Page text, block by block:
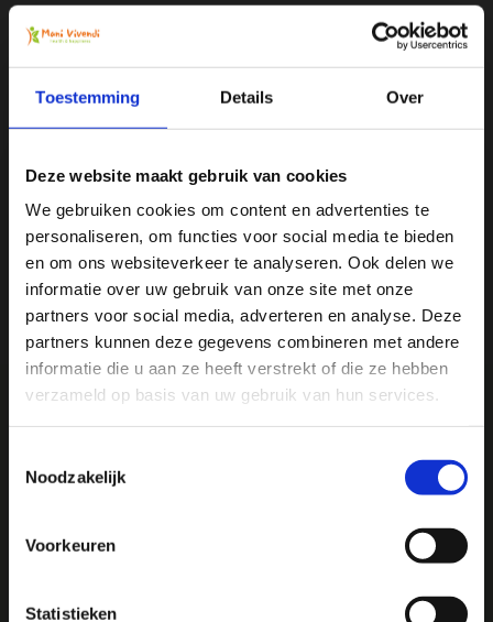
Toestemming Details Over
Deze website maakt gebruik van cookies
We gebruiken cookies om content en advertenties te
personaliseren, om functies voor social media te bieden
en om ons websiteverkeer te analyseren. Ook delen we
informatie over uw gebruik van onze site met onze
partners voor social media, adverteren en analyse. Deze
partners kunnen deze gegevens combineren met andere
informatie die u aan ze heeft verstrekt of die ze hebben
verzameld op basis van uw gebruik van hun services.
Noodzakelijk
Voorkeuren
Statistieken
Vergelijk
Productomschrijving
Reviews
Delen
Mani Vivendi gezondheidsproducten: Net dat
duurzame producten die de gezondheid in het algemeen
Ja, ik wil 5% korting op mijn
volgende bestelling!
Ontvang direct 5% kortingop je volgende aankoop en
profiteer maandelijks van hoge kortingen door je te
abonneren op onze leuke nieuwsbrief! 😀
ons? Stuur een e-mail naar
en je